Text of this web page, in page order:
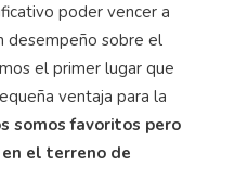
poder vencer a
desempeño sobre el
el primer lugar que
ventaja para la
somos favoritos pero
el terreno de